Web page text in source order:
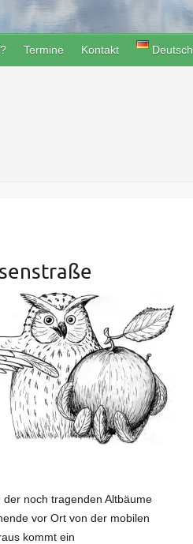
Termine Kontakt Deutsch
noch tragenden Altbäume
vor Ort von der mobilen
kommt ein